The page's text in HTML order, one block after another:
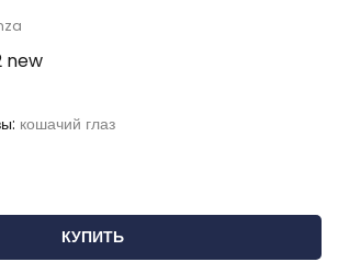
new
кошачий глаз
КУПИТЬ